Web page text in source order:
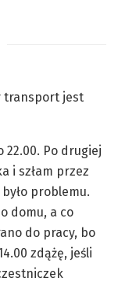
transport jest
22.00. Po drugiej
i szłam przez
problemu.
domu, a co
do pracy, bo
zdążę, jeśli